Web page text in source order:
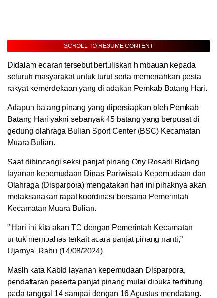
SCROLL TO RESUME CONTENT
Didalam edaran tersebut bertuliskan himbauan kepada
seluruh masyarakat untuk turut serta memeriahkan pesta
rakyat kemerdekaan yang di adakan Pemkab Batang Hari.
Adapun batang pinang yang dipersiapkan oleh Pemkab
Batang Hari yakni sebanyak 45 batang yang berpusat di
gedung olahraga Bulian Sport Center (BSC) Kecamatan
Muara Bulian.
Saat dibincangi seksi panjat pinang Ony Rosadi Bidang
layanan kepemudaan Dinas Pariwisata Kepemudaan dan
Olahraga (Disparpora) mengatakan hari ini pihaknya akan
melaksanakan rapat koordinasi bersama Pemerintah
Kecamatan Muara Bulian.
” Hari ini kita akan TC dengan Pemerintah Kecamatan
untuk membahas terkait acara panjat pinang nanti,”
Ujarnya. Rabu (14/08/2024).
Masih kata Kabid layanan kepemudaan Disparpora,
pendaftaran peserta panjat pinang mulai dibuka terhitung
pada tanggal 14 sampai dengan 16 Agustus mendatang.